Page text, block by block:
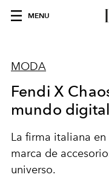
MENU
MODA
Fendi X
mundo
La firma italiana
marca de
universo.